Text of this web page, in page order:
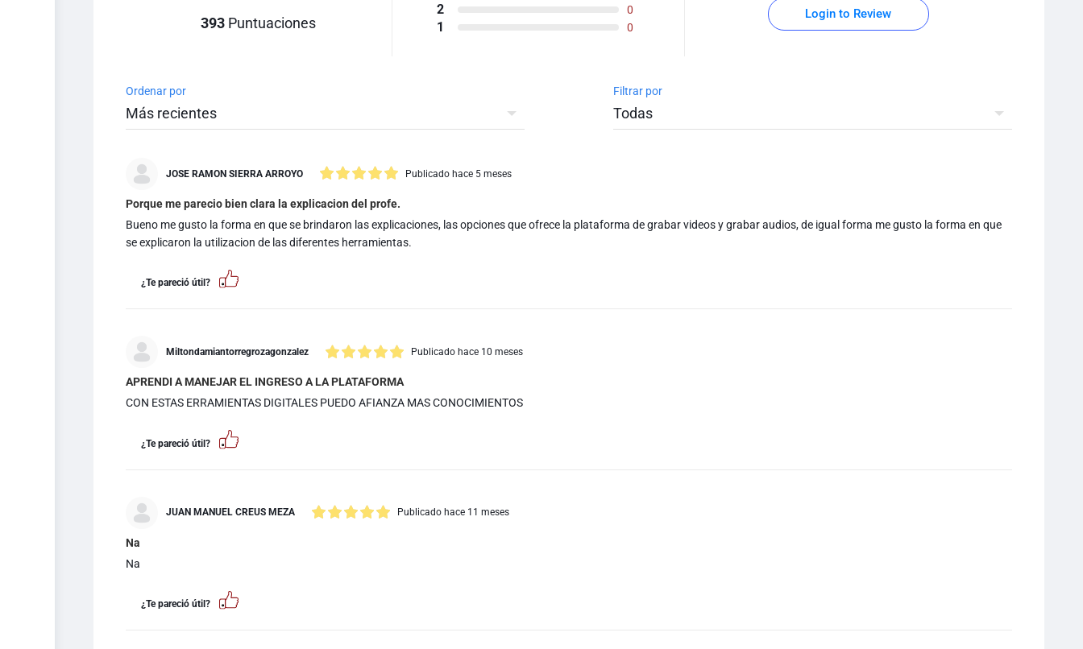
393 Puntuaciones
2 0
1 0
Login to Review
Ordenar por Filtrar por
JOSE RAMON SIERRA ARROYO Publicado hace 5 meses
Porque me parecio bien clara la explicacion del profe.
Bueno me gusto la forma en que se brindaron las explicaciones, las opciones que ofrece la plataforma de grabar videos y grabar audios, de igual forma me gusto la forma en que
se explicaron la utilizacion de las diferentes herramientas.
¿Te pareció útil?
Miltondamiantorregrozagonzalez Publicado hace 10 meses
APRENDI A MANEJAR EL INGRESO A LA PLATAFORMA
CON ESTAS ERRAMIENTAS DIGITALES PUEDO AFIANZA MAS CONOCIMIENTOS
¿Te pareció útil?
JUAN MANUEL CREUS MEZA Publicado hace 11 meses
Na
Na
¿Te pareció útil?